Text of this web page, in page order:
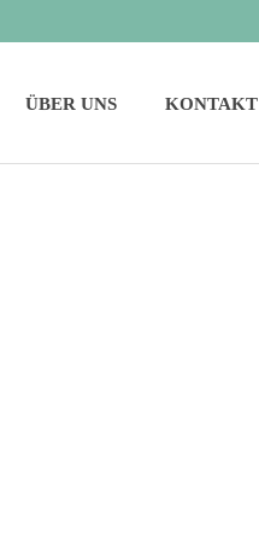
ÜBER UNS KONTAKT